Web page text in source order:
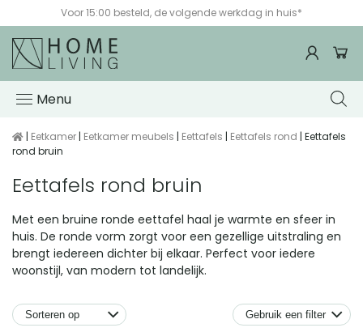
Voor 15:00 besteld, de volgende werkdag in huis*
Menu
| Eetkamer | Eetkamer meubels | Eettafels | Eettafels rond | Eettafels
rond bruin
Eettafels rond bruin
Met een bruine ronde eettafel haal je warmte en sfeer in
huis. De ronde vorm zorgt voor een gezellige uitstraling en
brengt iedereen dichter bij elkaar. Perfect voor iedere
woonstijl, van modern tot landelijk.
Gebruik een filter